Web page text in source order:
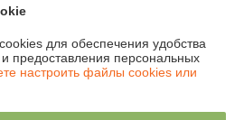
для обеспечения удобства
предоставления персональных
настроить файлы cookies или